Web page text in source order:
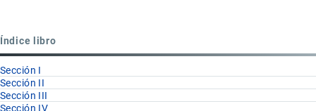
Índice libro
Sección I
Sección II
Sección III
Sección IV